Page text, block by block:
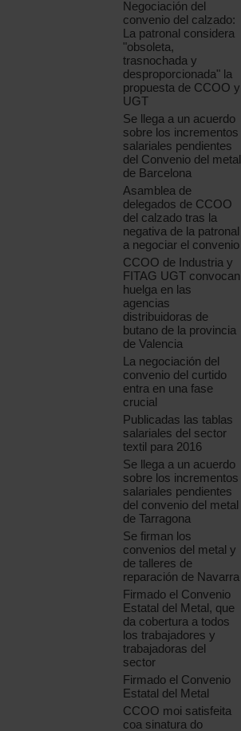
Negociación del
convenio del calzado:
La patronal considera
"obsoleta,
trasnochada y
desproporcionada" la
propuesta de CCOO y
UGT
Se llega a un acuerdo
sobre los incrementos
salariales pendientes
del Convenio del metal
de Barcelona
Asamblea de
delegados de CCOO
del calzado tras la
negativa de la patronal
a negociar el convenio
CCOO de Industria y
FITAG UGT convocan
huelga en las
agencias
distribuidoras de
butano de la provincia
de Valencia
La negociación del
convenio del curtido
entra en una fase
crucial
Publicadas las tablas
salariales del sector
textil para 2016
Se llega a un acuerdo
sobre los incrementos
salariales pendientes
del convenio del metal
de Tarragona
Se firman los
convenios del metal y
de talleres de
reparación de Navarra
Firmado el Convenio
Estatal del Metal, que
da cobertura a todos
los trabajadores y
trabajadoras del
sector
Firmado el Convenio
Estatal del Metal
CCOO moi satisfeita
coa sinatura do